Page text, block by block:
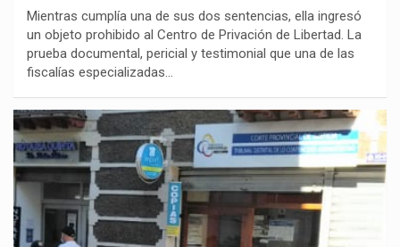
Mientras cumplía una de sus dos sentencias, ella ingresó
un objeto prohibido al Centro de Privación de Libertad. La
prueba documental, pericial y testimonial que una de las
fiscalías especializadas…